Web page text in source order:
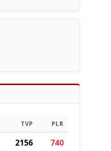
TVP PLR
2156
740